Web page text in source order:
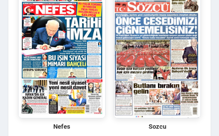
Nefes Sozcu